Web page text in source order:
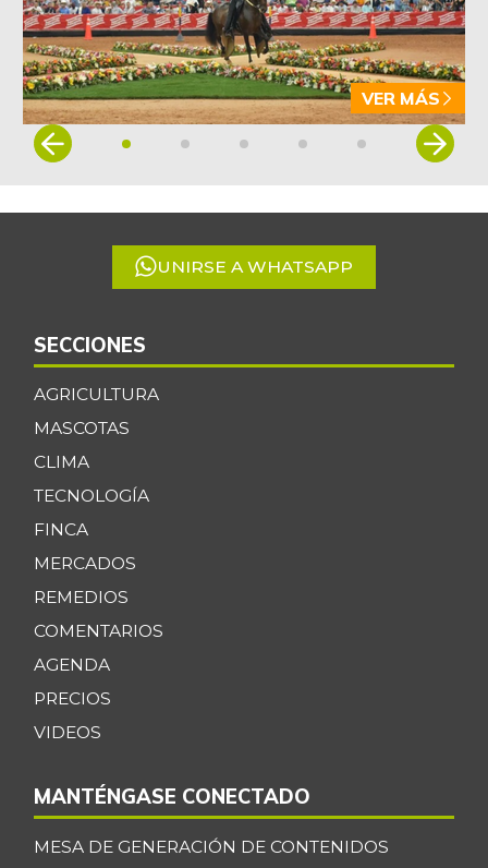
VER MÁS
Item
5
UNIRSE A WHATSAPP
SECCIONES
AGRICULTURA
MASCOTAS
CLIMA
TECNOLOGÍA
FINCA
MERCADOS
REMEDIOS
COMENTARIOS
AGENDA
PRECIOS
VIDEOS
MANTÉNGASE CONECTADO
MESA DE GENERACIÓN DE CONTENIDOS